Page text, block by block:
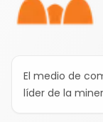
El medio de
líder de la